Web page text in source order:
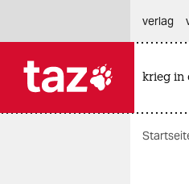
verlag
krieg in